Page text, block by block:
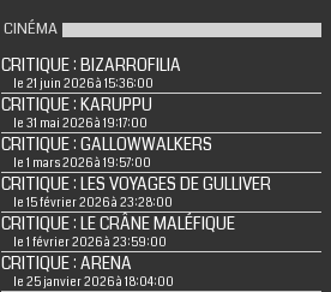
CINÉMA
CRITIQUE : BIZARROFILIA
le 21 juin 2026 à 15:36:00
CRITIQUE : KARUPPU
le 31 mai 2026 à 19:17:00
CRITIQUE : GALLOWWALKERS
le 1 mars 2026 à 19:57:00
CRITIQUE : LES VOYAGES DE GULLIVER
le 15 février 2026 à 23:28:00
CRITIQUE : LE CRÂNE MALÉFIQUE
le 1 février 2026 à 23:59:00
CRITIQUE : ARENA
le 25 janvier 2026 à 18:04:00